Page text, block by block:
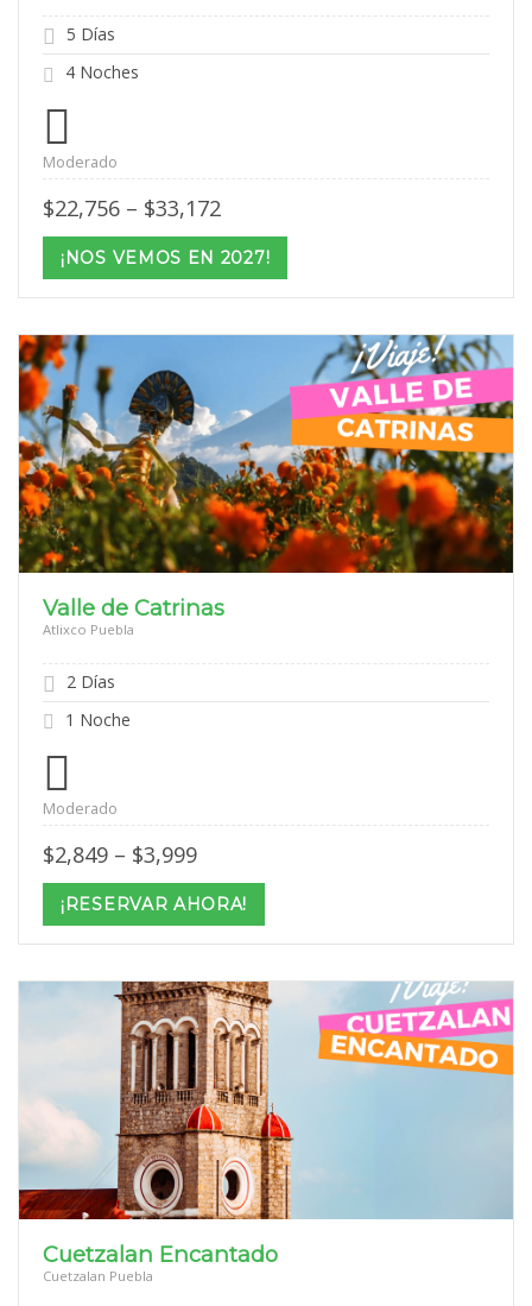
5 Días
4 Noches
Moderado
$22,756 – $33,172
$22,756
through
$33,172
¡NOS VEMOS EN 2027!
Valle de Catrinas
Atlixco Puebla
2 Días
1 Noche
Moderado
$2,849 – $3,999Price
$2,849
through
$3,999
¡RESERVAR AHORA!
Cuetzalan Encantado
Cuetzalan Puebla